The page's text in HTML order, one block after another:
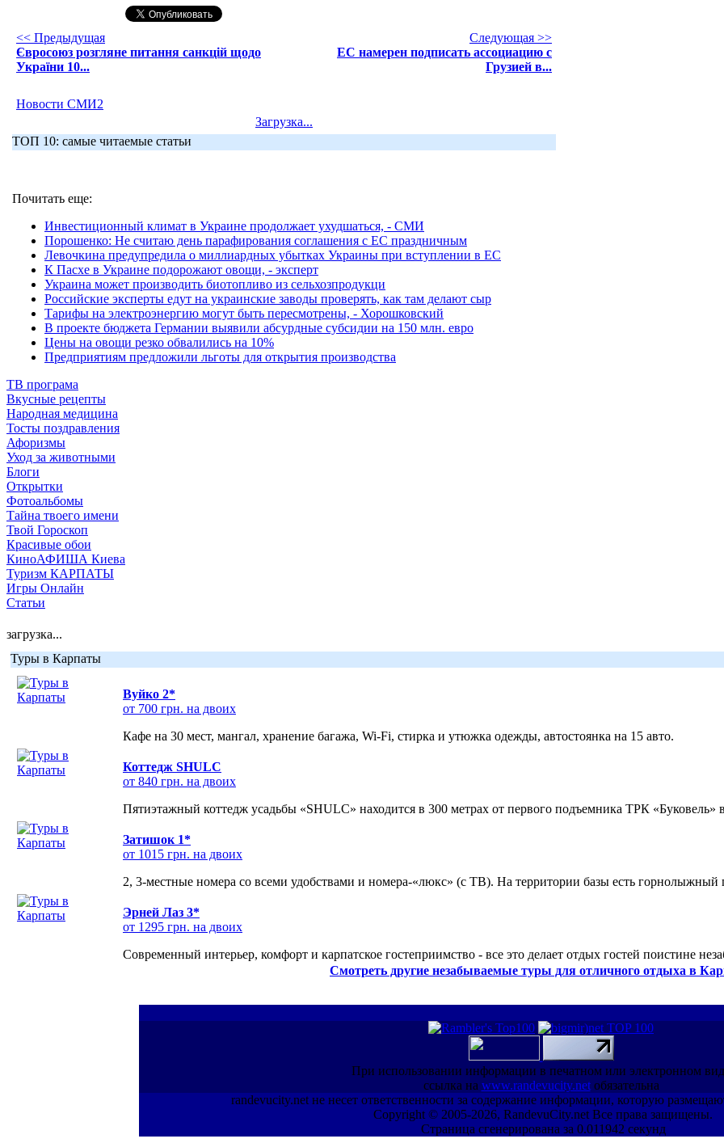
<< Предыдущая
Євросоюз розгляне питання санкцій щодо
України 10...
Следующая >>
ЕС намерен подписать ассоциацию с
Грузией в...
Новости СМИ2
Загрузка...
ТОП 10: самые читаемые статьи
Почитать еще:
Инвестиционный климат в Украине продолжает ухудшаться, - СМИ
Порошенко: Не считаю день парафирования соглашения с ЕС праздничным
Левочкина предупредила о миллиардных убытках Украины при вступлении в ЕС
К Пасхе в Украине подорожают овощи, - эксперт
Украина может производить биотопливо из сельхозпродукци
Российские эксперты едут на украинские заводы проверять, как там делают сыр
Тарифы на электроэнергию могут быть пересмотрены, - Хорошковский
В проекте бюджета Германии выявили абсурдные субсидии на 150 млн. евро
Цены на овощи резко обвалились на 10%
Предприятиям предложили льготы для открытия производства
ТВ програма
Вкусные рецепты
Народная медицина
Тосты поздравления
Афоризмы
Уход за животными
Блоги
Открытки
Фотоальбомы
Тайна твоего имени
Твой Гороскоп
Красивые обои
КиноАФИША Киева
Туризм КАРПАТЫ
Игры Онлайн
Статьи
загрузка...
Туры в Карпаты
Вуйко 2*
от 700 грн. на двоих
Кафе на 30 мест, мангал, хранение багажа, Wi-Fi, стирка и утюжка одежды, автостоянка на 15 авто.
Коттедж SHULC
от 840 грн. на двоих
Пятиэтажный коттедж усадьбы «SHULC» находится в 300 метрах от первого подъемника ТРК «Буковель»
Затишок 1*
от 1015 грн. на двоих
2, 3-местные номера со всеми удобствами и номера-«люкс» (с ТВ). На территории базы есть горнолыжный
Эрней Лаз 3*
от 1295 грн. на двоих
Современный интерьер, комфорт и карпатское гостеприимство - все это делает отдых гостей поистине
Смотреть другие незабываемые туры для отличного отдыха в
При использовании информации в печатном или электронном
ссылка на www.randevucity.netобязательна
randevucity.net не несет ответственности за содержание информации, которую
Copyright © 2005-2026, RandevuCity.net Все права защищены.
Страница сгенерирована за 0.011942 секунд